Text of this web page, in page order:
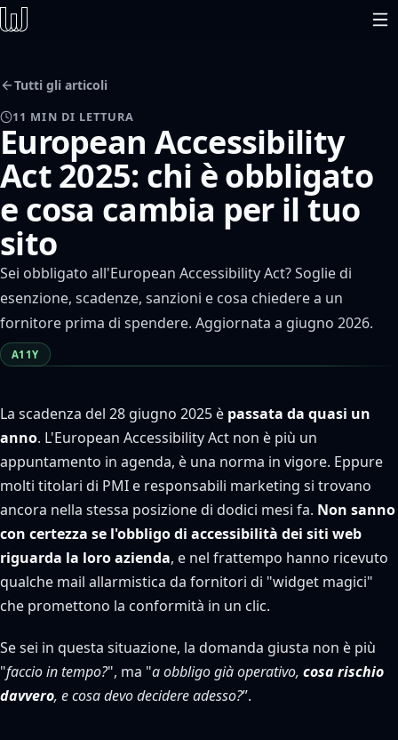
Tutti gli articoli
11 MIN DI LETTURA
European Accessibility
Act 2025: chi è obbligato
e cosa cambia per il tuo
sito
Sei obbligato all'European Accessibility Act? Soglie di
esenzione, scadenze, sanzioni e cosa chiedere a un
fornitore prima di spendere. Aggiornata a giugno 2026.
A11Y
La scadenza del 28 giugno 2025 è passata da quasi un
anno. L'European Accessibility Act non è più un
appuntamento in agenda, è una norma in vigore. Eppure
molti titolari di PMI e responsabili marketing si trovano
ancora nella stessa posizione di dodici mesi fa. Non sanno
con certezza se l'obbligo di accessibilità dei siti web
riguarda la loro azienda, e nel frattempo hanno ricevuto
qualche mail allarmistica da fornitori di "widget magici"
che promettono la conformità in un clic.
Se sei in questa situazione, la domanda giusta non è più
"faccio in tempo?", ma "a obbligo già operativo, cosa rischio
davvero, e cosa devo decidere adesso?”.